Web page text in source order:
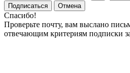
Подписаться
Отмена
Спасибо!
Проверьте почту, вам выслано
отвечающим критериям подписки